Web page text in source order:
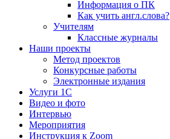
Информация о ПК
Как учить англ.слова?
Учителям
Классные журналы
Наши проекты
Метод проектов
Конкурсные работы
Электронные издания
Услуги 1C
Видео и фото
Интервью
Мероприятия
Инструкция к Zoom